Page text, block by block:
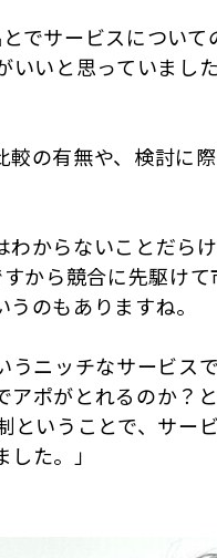
でサービスについ
いと思っていまし
の有無や、検討に
からないことだら
から競合に先駆け
のもありますね。
ニッチなサービス
ポがとれるのか？
いうことで、サー
た。」